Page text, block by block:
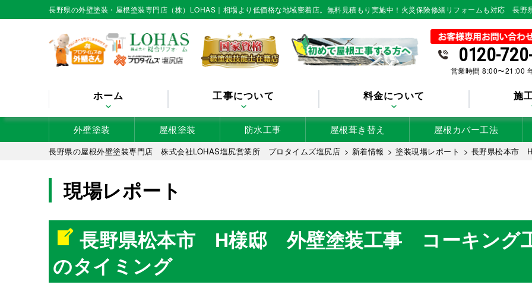
長野県の外壁塗装・屋根塗装専門店（株）LOHAS｜相場より低価格な地域密着店。無料見積もり実施中！火災保険修繕リフォームも対応 長野
0120-
営業時間 8:00〜21:00
ホーム 工事について 料金について 施
外壁塗装 屋根塗装 防水工事 屋根葺き替え 屋根カバー工法
長野県の屋根外壁塗装専門店 株式会社LOHAS塩尻営業所 プロタイムズ塩尻店 > 新着情報 > 塗装現場レポート > 長野県松本市
現場レポート
長野県松本市 H様邸 外壁塗装工事 コーキング
のタイミング